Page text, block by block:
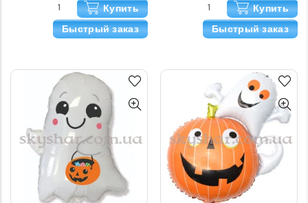
Купить
Быстрый заказ
Купить
Быстрый заказ